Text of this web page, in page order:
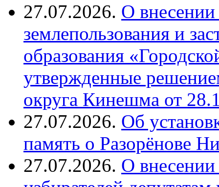
27.07.2026. О
землепользования и
образования
утвержденные
округа Кинешма от
27.07.2026. Об
память о Разорёнове
27.07.2026. О внесении